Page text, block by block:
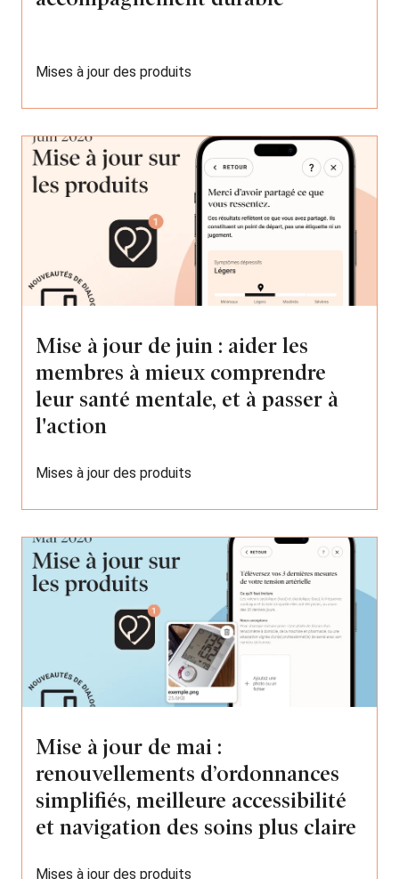
Mises à jour des produits
Mise à jour de juin : aider les
membres à mieux comprendre
leur santé mentale, et à passer à
l'action
Mises à jour des produits
Mise à jour de mai :
renouvellements d’ordonnances
simplifiés, meilleure accessibilité
et navigation des soins plus claire
Mises à jour des produits